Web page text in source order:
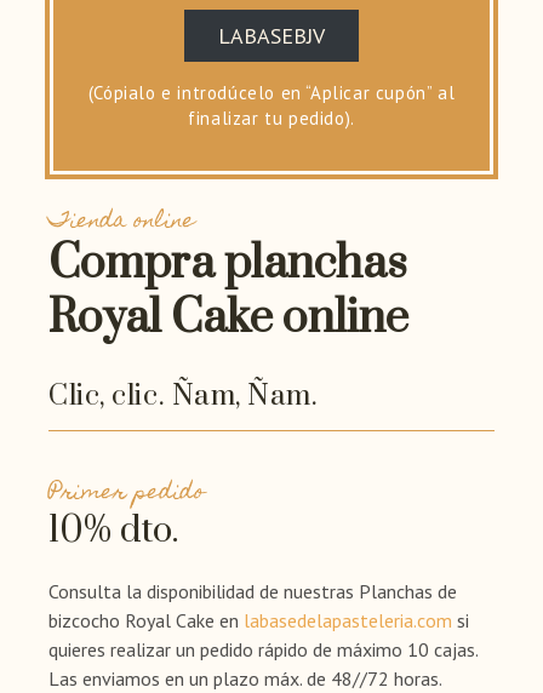
LABASEBJV
(Cópialo e introdúcelo en “Aplicar cupón” al
finalizar tu pedido).
Tienda online
Compra planchas
Royal Cake online
Clic, clic. Ñam, Ñam.
Primer pedido
10% dto.
Consulta la disponibilidad de nuestras Planchas de
bizcocho Royal Cake en labasedelapasteleria.com si
quieres realizar un pedido rápido de máximo 10 cajas.
Las enviamos en un plazo máx. de 48//72 horas.